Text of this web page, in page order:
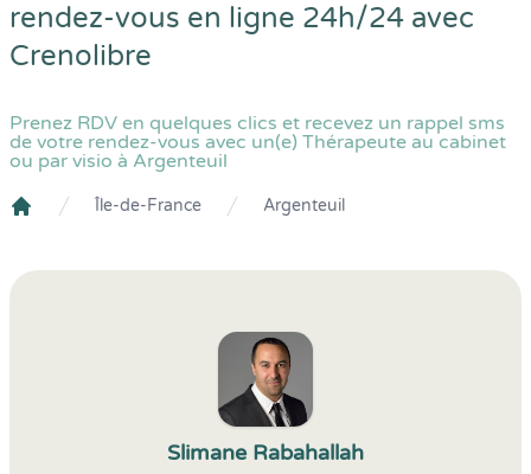
rendez-vous en ligne 24h/24 avec
Crenolibre
Prenez RDV en quelques clics et recevez un rappel sms
de votre rendez-vous avec un(e) Thérapeute au cabinet
ou par visio à Argenteuil
Île-de-France Argenteuil
Slimane Rabahallah